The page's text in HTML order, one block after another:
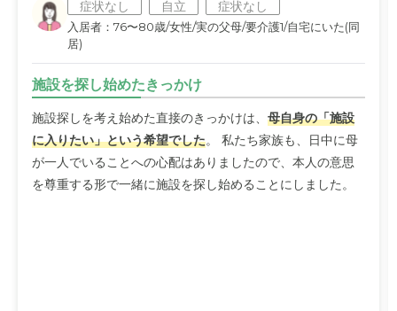
症状なし 自立 症状なし
入居者：76〜80歳/女性/実の父母/要介護1/自宅にいた(同
居)
施設を探し始めたきっかけ
施設探しを考え始めた直接のきっかけは、 母自身の「施設
に入りたい」という希望でした。 私たち家族も、日中に母
が一人でいることへの心配はありましたので、本人の意思
を尊重する形で一緒に施設を探し始めることにしました。